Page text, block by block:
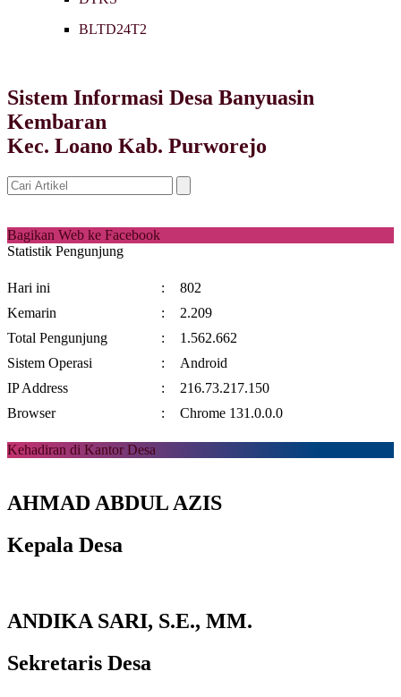
BLTD24T2
Sistem Informasi Desa Banyuasin
Kembaran
Kec. Loano Kab. Purworejo
Bagikan Web ke Facebook
Statistik Pengunjung
Hari ini :
802
Kemarin
:
2.209
Total Pengunjung
:
1.562.662
Sistem Operasi
:
Android
IP Address
:
216.73.217.150
Browser
: Chrome 131.0.0.0
Kehadiran di Kantor Desa
AHMAD ABDUL AZIS
Kepala Desa
ANDIKA SARI, S.E., MM.
Sekretaris Desa